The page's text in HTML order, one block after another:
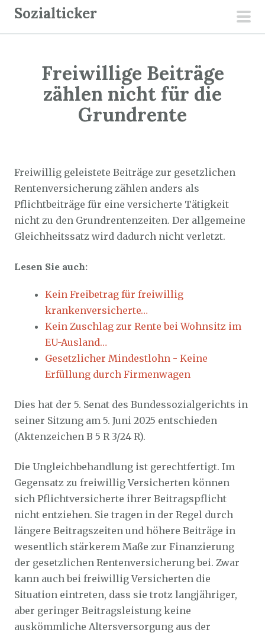
Sozialticker
Freiwillige Beiträge
zählen nicht für die
Grundrente
Freiwillig geleistete Beiträge zur gesetzlichen
Rentenversicherung zählen anders als
Pflichtbeiträge für eine versicherte Tätigkeit
nicht zu den Grundrentenzeiten. Der allgemeine
Gleichheitssatz wird dadurch nicht verletzt.
Lesen Sie auch:
Kein Freibetrag für freiwillig
krankenversicherte…
Kein Zuschlag zur Rente bei Wohnsitz im
EU-Ausland…
Gesetzlicher Mindestlohn - Keine
Erfüllung durch Firmenwagen
Dies hat der 5. Senat des Bundessozialgerichts in
seiner Sitzung am 5. Juni 2025 entschieden
(Aktenzeichen B 5 R 3/24 R).
Die Ungleichbehandlung ist gerechtfertigt. Im
Gegensatz zu freiwillig Versicherten können
sich Pflichtversicherte ihrer Beitragspflicht
nicht entziehen. Sie tragen in der Regel durch
längere Beitragszeiten und höhere Beiträge in
wesentlich stärkerem Maße zur Finanzierung
der gesetzlichen Rentenversicherung bei. Zwar
kann auch bei freiwillig Versicherten die
Situation eintreten, dass sie trotz langjähriger,
aber geringer Beitragsleistung keine
auskömmliche Altersversorgung aus der